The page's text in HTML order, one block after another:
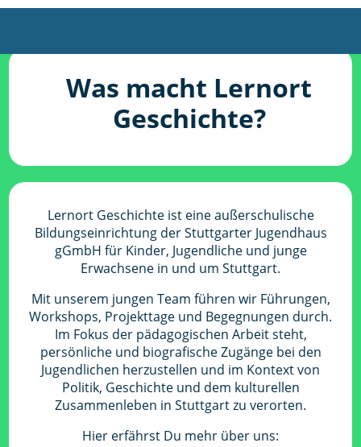
Was macht Lernort
Geschichte?
Lernort Geschichte ist eine außerschulische
Bildungseinrichtung der Stuttgarter Jugendhaus
gGmbH für Kinder, Jugendliche und junge
Erwachsene in und um Stuttgart.
Mit unserem jungen Team führen wir Führungen,
Workshops, Projekttage und Begegnungen durch.
Im Fokus der pädagogischen Arbeit steht,
persönliche und biografische Zugänge bei den
Jugendlichen herzustellen und im Kontext von
Politik, Geschichte und dem kulturellen
Zusammenleben in Stuttgart zu verorten.
Hier erfährst Du mehr über uns: